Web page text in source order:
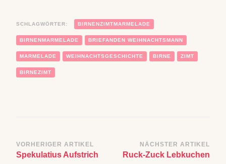
SCHLAGWÖRTER: BIRNENZIMTMARMELADE
BIRNENMARMELADE BRIEFANDEN WEIHNACHTSMANN
MARMELADE WEIHNACHTSGESCHICHTE BIRNE ZIMT
BIRNEZIMT
Beitragsnavigation
VORHERIGER ARTIKEL
Spekulatius Aufstrich
NÄCHSTER ARTIKEL
Ruck-Zuck Lebkuchen